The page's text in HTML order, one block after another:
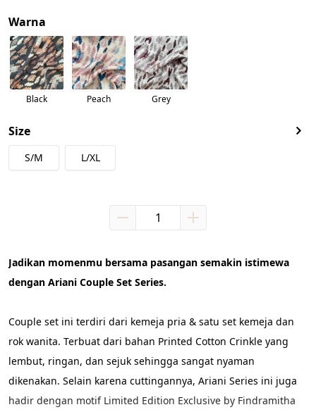
Warna
Black Peach Grey
Size
S/M L/XL
Jadikan momenmu bersama pasangan semakin istimewa
dengan Ariani Couple Set Series.
Couple set ini terdiri dari kemeja pria & satu set kemeja dan
rok wanita. Terbuat dari bahan Printed Cotton Crinkle yang
lembut, ringan, dan sejuk sehingga sangat nyaman
dikenakan. Selain karena cuttingannya, Ariani Series ini juga
hadir dengan motif Limited Edition Exclusive by Findramitha